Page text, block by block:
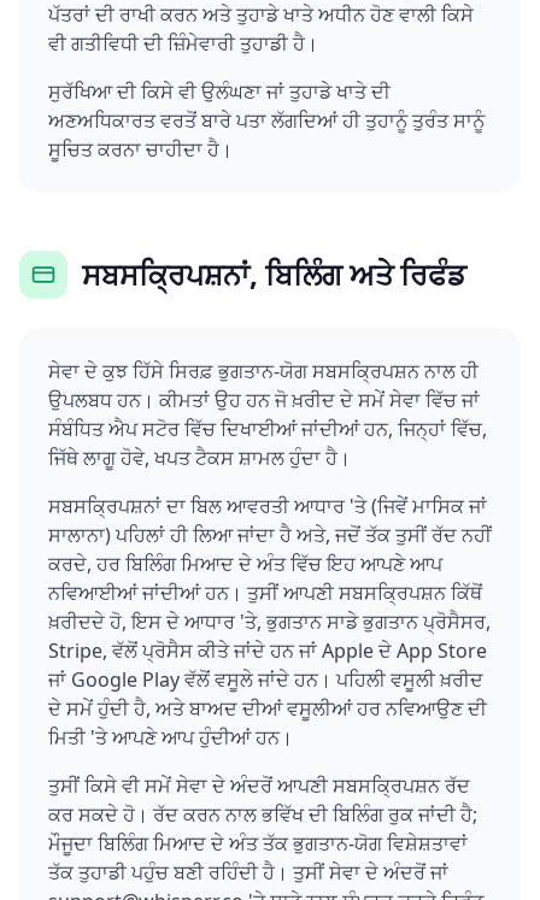
ਪੱਤਰਾਂ ਦੀ ਰਾਖੀ ਕਰਨ ਅਤੇ ਤੁਹਾਡੇ ਖਾਤੇ ਅਧੀਨ ਹੋਣ ਵਾਲੀ ਕਿਸੇ
ਵੀ ਗਤੀਵਿਧੀ ਦੀ ਜ਼ਿੰਮੇਵਾਰੀ ਤੁਹਾਡੀ ਹੈ।
ਸੁਰੱਖਿਆ ਦੀ ਕਿਸੇ ਵੀ ਉਲੰਘਣਾ ਜਾਂ ਤੁਹਾਡੇ ਖਾਤੇ ਦੀ
ਅਣਅਧਿਕਾਰਤ ਵਰਤੋਂ ਬਾਰੇ ਪਤਾ ਲੱਗਦਿਆਂ ਹੀ ਤੁਹਾਨੂੰ ਤੁਰੰਤ ਸਾਨੂੰ
ਸੂਚਿਤ ਕਰਨਾ ਚਾਹੀਦਾ ਹੈ।
ਸਬਸਕ੍ਰਿਪਸ਼ਨਾਂ, ਬਿਲਿੰਗ ਅਤੇ ਰਿਫੰਡ
ਸੇਵਾ ਦੇ ਕੁਝ ਹਿੱਸੇ ਸਿਰਫ਼ ਭੁਗਤਾਨ-ਯੋਗ ਸਬਸਕ੍ਰਿਪਸ਼ਨ ਨਾਲ ਹੀ
ਉਪਲਬਧ ਹਨ। ਕੀਮਤਾਂ ਉਹ ਹਨ ਜੋ ਖ਼ਰੀਦ ਦੇ ਸਮੇਂ ਸੇਵਾ ਵਿੱਚ ਜਾਂ
ਸੰਬੰਧਿਤ ਐਪ ਸਟੋਰ ਵਿੱਚ ਦਿਖਾਈਆਂ ਜਾਂਦੀਆਂ ਹਨ, ਜਿਨ੍ਹਾਂ ਵਿੱਚ,
ਜਿੱਥੇ ਲਾਗੂ ਹੋਵੇ, ਖਪਤ ਟੈਕਸ ਸ਼ਾਮਲ ਹੁੰਦਾ ਹੈ।
ਸਬਸਕ੍ਰਿਪਸ਼ਨਾਂ ਦਾ ਬਿਲ ਆਵਰਤੀ ਆਧਾਰ 'ਤੇ (ਜਿਵੇਂ ਮਾਸਿਕ ਜਾਂ
ਸਾਲਾਨਾ) ਪਹਿਲਾਂ ਹੀ ਲਿਆ ਜਾਂਦਾ ਹੈ ਅਤੇ, ਜਦੋਂ ਤੱਕ ਤੁਸੀਂ ਰੱਦ ਨਹੀਂ
ਕਰਦੇ, ਹਰ ਬਿਲਿੰਗ ਮਿਆਦ ਦੇ ਅੰਤ ਵਿੱਚ ਇਹ ਆਪਣੇ ਆਪ
ਨਵਿਆਈਆਂ ਜਾਂਦੀਆਂ ਹਨ। ਤੁਸੀਂ ਆਪਣੀ ਸਬਸਕ੍ਰਿਪਸ਼ਨ ਕਿੱਥੋਂ
ਖ਼ਰੀਦਦੇ ਹੋ, ਇਸ ਦੇ ਆਧਾਰ 'ਤੇ, ਭੁਗਤਾਨ ਸਾਡੇ ਭੁਗਤਾਨ ਪ੍ਰੋਸੈਸਰ,
Stripe, ਵੱਲੋਂ ਪ੍ਰੋਸੈਸ ਕੀਤੇ ਜਾਂਦੇ ਹਨ ਜਾਂ Apple ਦੇ App Store
ਜਾਂ Google Play ਵੱਲੋਂ ਵਸੂਲੇ ਜਾਂਦੇ ਹਨ। ਪਹਿਲੀ ਵਸੂਲੀ ਖ਼ਰੀਦ
ਦੇ ਸਮੇਂ ਹੁੰਦੀ ਹੈ, ਅਤੇ ਬਾਅਦ ਦੀਆਂ ਵਸੂਲੀਆਂ ਹਰ ਨਵਿਆਉਣ ਦੀ
ਮਿਤੀ 'ਤੇ ਆਪਣੇ ਆਪ ਹੁੰਦੀਆਂ ਹਨ।
ਤੁਸੀਂ ਕਿਸੇ ਵੀ ਸਮੇਂ ਸੇਵਾ ਦੇ ਅੰਦਰੋਂ ਆਪਣੀ ਸਬਸਕ੍ਰਿਪਸ਼ਨ ਰੱਦ
ਕਰ ਸਕਦੇ ਹੋ। ਰੱਦ ਕਰਨ ਨਾਲ ਭਵਿੱਖ ਦੀ ਬਿਲਿੰਗ ਰੁਕ ਜਾਂਦੀ ਹੈ;
ਮੌਜੂਦਾ ਬਿਲਿੰਗ ਮਿਆਦ ਦੇ ਅੰਤ ਤੱਕ ਭੁਗਤਾਨ-ਯੋਗ ਵਿਸ਼ੇਸ਼ਤਾਵਾਂ
ਤੱਕ ਤੁਹਾਡੀ ਪਹੁੰਚ ਬਣੀ ਰਹਿੰਦੀ ਹੈ। ਤੁਸੀਂ ਸੇਵਾ ਦੇ ਅੰਦਰੋਂ ਜਾਂ